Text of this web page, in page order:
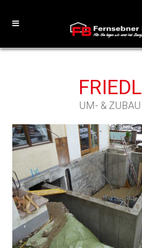
FRIEDL
UM- & ZUBAU